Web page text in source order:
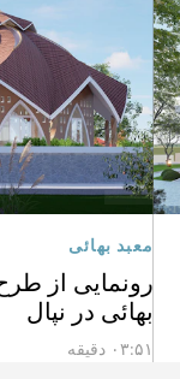
معبد بهائی
رونمایی از
بهائی در نپال
۰۳:۵۱ دقیقه